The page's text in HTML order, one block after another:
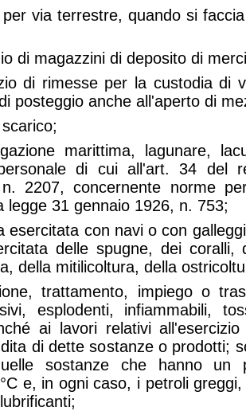
via terrestre, quando si
di magazzini di deposito di
di rimesse per la custodia di
posteggio anche all'aperto di
marittima, lagunare,
di cui all'art. 34 del
2207, concernente norme
legge 31 gennaio 1926, n. 753;
esercitata con navi o con
delle spugne, dei
della mitilicoltura, della
trattamento, impiego o
esplodenti, infiammabili,
ai lavori relativi
di dette sostanze o prodotti;
sostanze che hanno un
e, in ogni caso, i petroli